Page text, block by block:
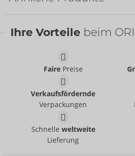
Svenjoyment- ORION Brand
21004101701
- ORION Brand
Ihre Vorteile beim
FairePreise
Verkaufsfördernde
Verpackungen
Schnelle weltweite
Lieferung